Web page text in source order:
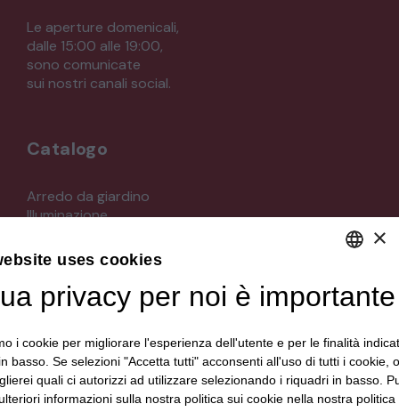
Le aperture domenicali,
dalle 15:00 alle 19:00,
sono comunicate
sui nostri canali social.
Catalogo
Arredo da giardino
Illuminazione
Mobili
Oggettistica
Orologeria
Quadri stampe
Strumenti musicali e accessori
Tappeti e tessuti
Veicoli d'epoca
DEFAULT LANGUAGE
ITALIAN
×
uses cookies
privacy per noi è importante
i cookie per migliorare l'esperienza dell'utente e per le finalità
basso. Se selezioni "Accetta tutti" acconsenti all'uso di tutti i cookie,
quali ci autorizzi ad utilizzare selezionando i riquadri in basso.
informazioni sulla nostra politica sui cookie nella nostra politica